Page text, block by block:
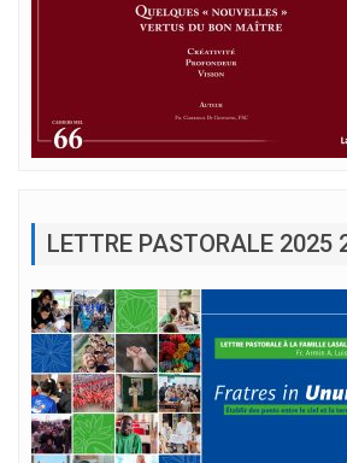
LETTRE PASTORALE 2025